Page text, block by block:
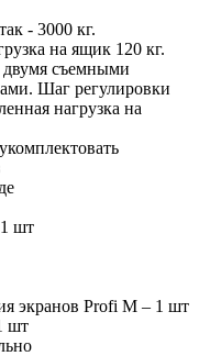
- 3000 кг.
на ящик 120 кг.
двумя съемными
Шаг регулировки
нагрузка на
шт
экранов Profi M – 1 шт
шт